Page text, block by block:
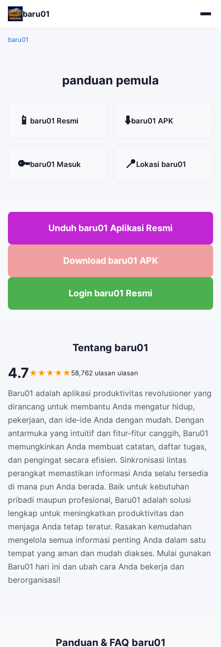
baru01
baru01
panduan pemula
📱 baru01 Resmi ⬇️baru01 APK
🔑baru01 Masuk 📍Lokasi baru01
Unduh baru01 Aplikasi Resmi
Download baru01 APK
Login baru01 Resmi
Tentang baru01
4.7★ ★ ★ ★ ★58,762 ulasan ulasan
Baru01 adalah aplikasi produktivitas revolusioner yang
dirancang untuk membantu Anda mengatur hidup,
pekerjaan, dan ide-ide Anda dengan mudah. Dengan
antarmuka yang intuitif dan fitur-fitur canggih, Baru01
memungkinkan Anda membuat catatan, daftar tugas,
dan pengingat secara efisien. Sinkronisasi lintas
perangkat memastikan informasi Anda selalu tersedia
di mana pun Anda berada. Baik untuk kebutuhan
pribadi maupun profesional, Baru01 adalah solusi
lengkap untuk meningkatkan produktivitas dan
menjaga Anda tetap teratur. Rasakan kemudahan
mengelola semua informasi penting Anda dalam satu
tempat yang aman dan mudah diakses. Mulai gunakan
Baru01 hari ini dan ubah cara Anda bekerja dan
berorganisasi!
Panduan & FAQ baru01